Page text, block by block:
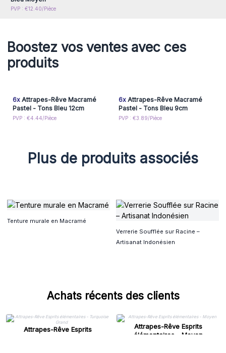
PVP : €12.40/Pièce
Boostez vos ventes avec ces
produits
6xAttrapes-Rêve Macramé
Pastel - Tons Bleu 12cm
PVP : €4.44/Pièce
6xAttrapes-Rêve Macramé
Pastel - Tons Bleu 9cm
PVP : €3.89/Pièce
Plus de produits associés
Tenture murale en Macramé
Verrerie Soufflée sur Racine –
Artisanat Indonésien
Achats récents des clients
Attrapes-Rêve Esprits
Attrapes-Rêve Esprits
élémentaires - Moyen